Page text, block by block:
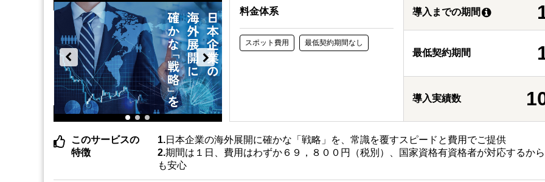
料金体系
スポット費用 最低契約期間なし
導入までの期間
最低契約期間
導入実績数
このサービスの
特徴
日本企業の海外展開に確かな「戦略」を、常識を覆すスピードと費用でご提供
期間は１日、費用はわずか６９，８００円（税別）、国家資格有資格者が対応するか
も安心